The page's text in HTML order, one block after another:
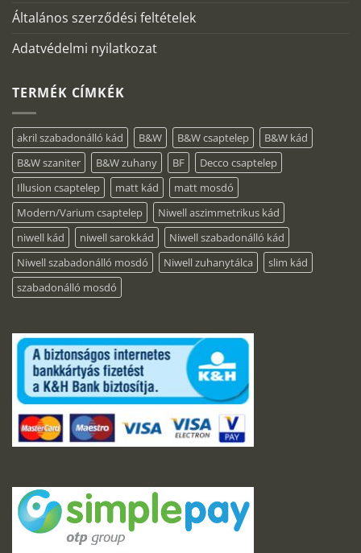
Általános szerződési feltételek
Adatvédelmi nyilatkozat
TERMÉK CÍMKÉK
akril szabadonálló kád B&W B&W csaptelep
B&W kád
B&W szaniter
B&W zuhany BF
Decco csaptelep
Illusion csaptelep
matt kád
matt mosdó
Modern/Varium csaptelep
Niwell aszimmetrikus kád
niwell kád
niwell sarokkád
Niwell szabadonálló kád
Niwell szabadonálló mosdó
Niwell zuhanytálca
slim kád
szabadonálló mosdó